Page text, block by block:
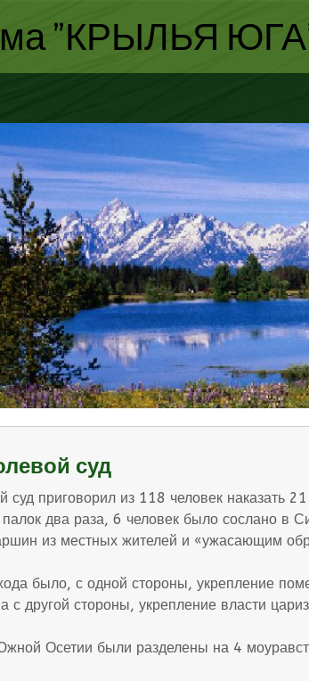
"КРЫЛЬЯ
суд
суд приговорил из 118 человек наказать
два раза, 6 человек было сослано в
из местных жителей и «ужасающим
было, с одной стороны, укрепление
с другой стороны, укрепление власти
Осетии были разделены на 4